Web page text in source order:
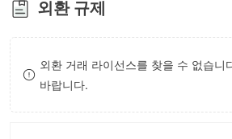
8
9
6
7
8
외환 규제
외환 거래 라이선스를 찾을 수 없습니
바랍니다.